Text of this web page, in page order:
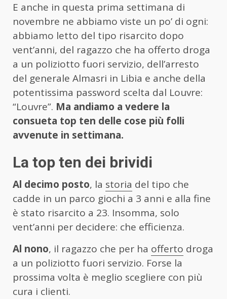
E anche in questa prima settimana di
novembre ne abbiamo viste un po’ di ogni:
abbiamo letto del tipo risarcito dopo
vent’anni, del ragazzo che ha offerto droga
a un poliziotto fuori servizio, dell’arresto
del generale Almasri in Libia e anche della
potentissima password scelta dal Louvre:
“Louvre”. Ma andiamo a vedere la
consueta top ten delle cose più folli
avvenute in settimana.
La top ten dei brividi
Al decimo posto, la storia del tipo che
cadde in un parco giochi a 3 anni e alla fine
è stato risarcito a 23. Insomma, solo
vent’anni per decidere: che efficienza.
Al nono, il ragazzo che per ha offerto droga
a un poliziotto fuori servizio. Forse la
prossima volta è meglio scegliere con più
cura i clienti.